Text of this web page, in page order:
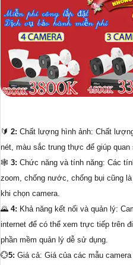
🔰 2: Chất lượng hình ảnh: Chất
nét, màu sắc trung thực để giúp
🕸️ 3: Chức năng và tính năng: Các
zoom, chống nước, chống bụi cũng
khi chọn camera.
🌄 4: Khả năng kết nối và quản lý:
internet để có thể xem trực tiếp trên
phần mềm quản lý dễ sử dụng.
💮5: Giá cả: Giá của các mẫu